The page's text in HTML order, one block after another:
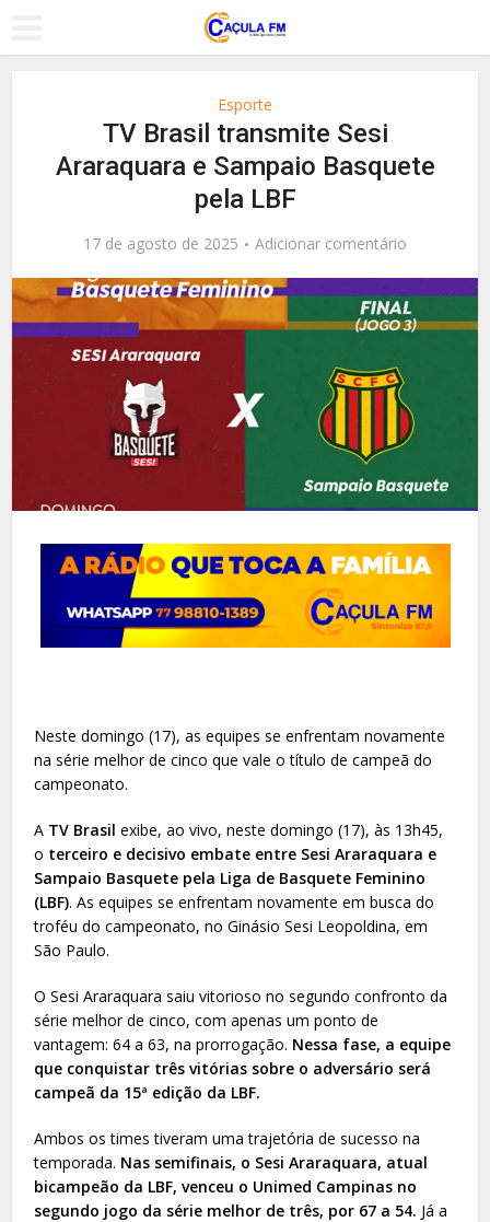
Esporte
TV Brasil transmite Sesi
Araraquara e Sampaio Basquete
pela LBF
17 de agosto de 2025 Adicionar comentário
Neste domingo (17), as equipes se enfrentam novamente
na série melhor de cinco que vale o título de campeã do
campeonato.
A TV Brasil exibe, ao vivo, neste domingo (17), às 13h45,
o terceiro e decisivo embate entre Sesi Araraquara e
Sampaio Basquete pela Liga de Basquete Feminino
(LBF). As equipes se enfrentam novamente em busca do
troféu do campeonato, no Ginásio Sesi Leopoldina, em
São Paulo.
O Sesi Araraquara saiu vitorioso no segundo confronto da
série melhor de cinco, com apenas um ponto de
vantagem: 64 a 63, na prorrogação. Nessa fase, a equipe
que conquistar três vitórias sobre o adversário será
campeã da 15ª edição da LBF.
Ambos os times tiveram uma trajetória de sucesso na
temporada. Nas semifinais, o Sesi Araraquara, atual
bicampeão da LBF, venceu o Unimed Campinas no
segundo jogo da série melhor de três, por 67 a 54. Já a